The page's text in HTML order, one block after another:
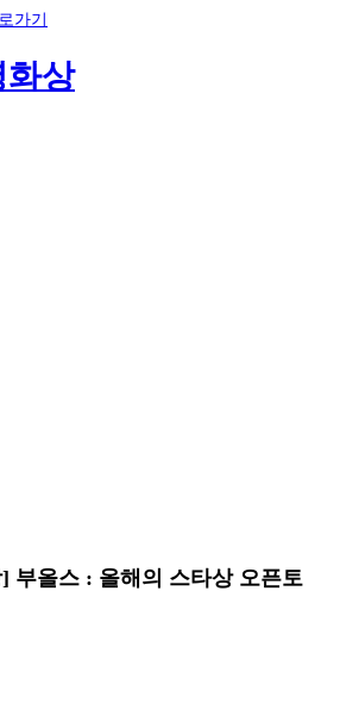
가기
화상
부올스 : 올해의 스타상 오픈토